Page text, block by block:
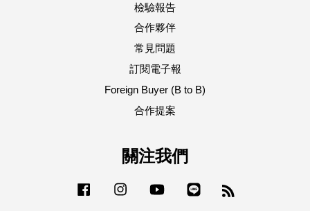
檢驗報告
合作夥伴
常見問題
訂閱電子報
Foreign Buyer (B to B)
合作提案
關注我們
Facebook Instagram YouTube